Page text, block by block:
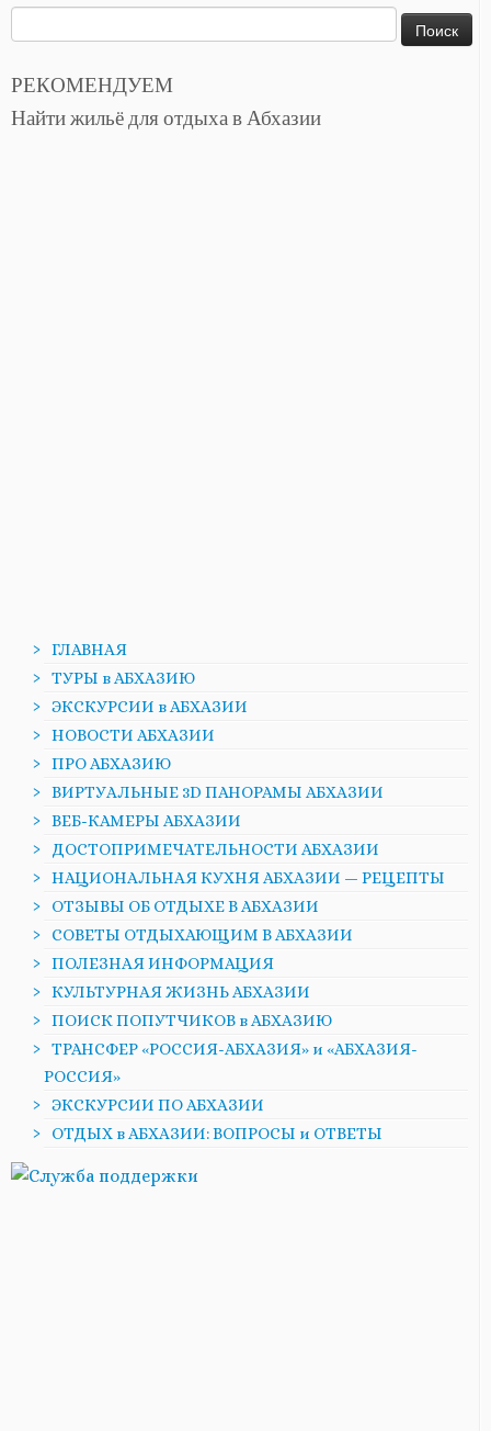
РЕКОМЕНДУЕМ
Найти жильё для отдыха в Абхазии
ГЛАВНАЯ
ТУРЫ в АБХАЗИЮ
ЭКСКУРСИИ в АБХАЗИИ
НОВОСТИ АБХАЗИИ
ПРО АБХАЗИЮ
ВИРТУАЛЬНЫЕ 3D ПАНОРАМЫ АБХАЗИИ
ВЕБ-КАМЕРЫ АБХАЗИИ
ДОСТОПРИМЕЧАТЕЛЬНОСТИ АБХАЗИИ
НАЦИОНАЛЬНАЯ КУХНЯ АБХАЗИИ — РЕЦЕПТЫ
ОТЗЫВЫ ОБ ОТДЫХЕ В АБХАЗИИ
СОВЕТЫ ОТДЫХАЮЩИМ В АБХАЗИИ
ПОЛЕЗНАЯ ИНФОРМАЦИЯ
КУЛЬТУРНАЯ ЖИЗНЬ АБХАЗИИ
ПОИСК ПОПУТЧИКОВ в АБХАЗИЮ
ТРАНСФЕР «РОССИЯ-АБХАЗИЯ» и «АБХАЗИЯ-
РОССИЯ»
ЭКСКУРСИИ ПО АБХАЗИИ
ОТДЫХ в АБХАЗИИ: ВОПРОСЫ и ОТВЕТЫ